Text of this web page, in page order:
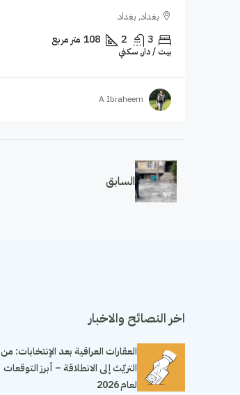
بغداد, بغداد
3
2
108 متر مربع
بيت / دار, سكني
A Ibraheem
السابق
اخر النصائح والاخبار
العقارات العراقية بعد الإنتخابات: من
التريّث إلى الانطلاقة – أبرز التوقعات
لعام 2026